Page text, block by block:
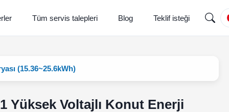
Tüm servis talepleri Blog Teklif isteği
(15.36~25.6kWh)
Yüksek Voltajlı Konut Enerji